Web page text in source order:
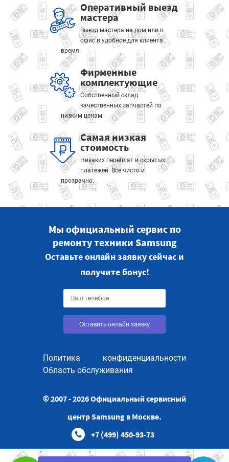
Оперативный выезд
мастера
Выезд мастера на дом или в
офис в удобное для клиента
время.
Фирменные
комплектующие
Собственный склад
качественных запчастей по
низким ценам.
Самая низкая
стоимость
Никаких переплат и скрытых
платежей. Всё чисто и
прозрачно.
Мы официальный сервис по
ремонту техники Samsung
Оставьте онлайн заявку сейчас и
получите бонус!
Оставить онлайн заявку
Политика конфиденциальности
Область обслуживания
© 2007 - 2026 Официальный сервисный
центр Samsung в Москве.
+7 (499) 450-93-73